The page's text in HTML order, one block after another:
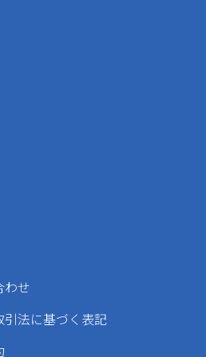
わせ
引法に基づく表記